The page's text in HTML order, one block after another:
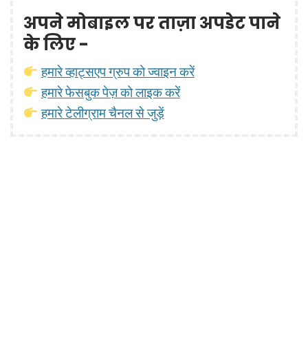
अपने मोबाइल पर ताज़ा अपडेट पाने
के लिए -
हमारे व्हाट्सएप ग्रुप को ज्वाइन करें
हमारे फेसबुक पेज़ को लाइक करें
हमारे टेलीग्राम चैनल से जुड़ें